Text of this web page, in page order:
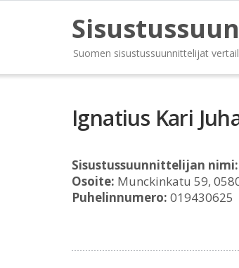
Suomen sisustussuunnittelijat
Ignatius Kari
Sisustussuunnittelijan nimi:
Osoite: Munckinkatu 59,
Puhelinnumero: 019430625